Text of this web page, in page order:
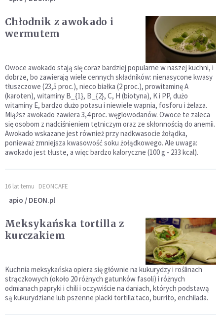
Chłodnik z awokado i
wermutem
Owoce awokado stają się coraz bardziej popularne w naszej kuchni, i
dobrze, bo zawierają wiele cennych składników: nienasycone kwasy
tłuszczowe (23,5 proc.), nieco białka (2 proc.), prowitaminę A
(karoten), witaminy B_{1}, B_{2}, C, H (biotyna), K i PP, dużo
witaminy E, bardzo dużo potasu i niewiele wapnia, fosforu i żelaza.
Miąższ awokado zawiera 3,4 proc. węglowodanów. Owoce te zaleca
się osobom z nadciśnieniem tętniczym oraz ze skłonnością do anemii.
Awokado wskazane jest również przy nadkwasocie żołądka,
ponieważ zmniejsza kwasowość soku żołądkowego. Ale uwaga:
awokado jest tłuste, a więc bardzo kaloryczne (100 g - 233 kcal).
16 lat temu DEONCAFE
apio / DEON.pl
Meksykańska tortilla z
kurczakiem
Kuchnia meksykańska opiera się głównie na kukurydzy i roślinach
strączkowych (około 20 różnych gatunków fasoli) i różnych
odmianach papryki i chili i oczywiście na daniach, których podstawą
są kukurydziane lub pszenne placki tortilla:taco, burrito, enchilada.